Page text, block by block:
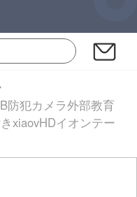
防犯カメラ外部教育
xiaovHDイオンテー